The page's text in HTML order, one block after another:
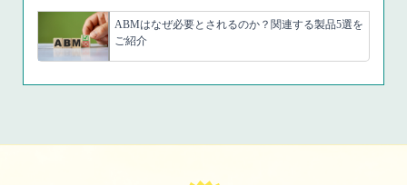
ABMはなぜ必要とされるのか？関連する製品5選を
ご紹介